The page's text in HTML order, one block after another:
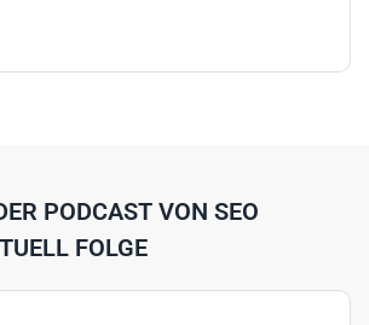
PODCAST VON SEO
FOLGE